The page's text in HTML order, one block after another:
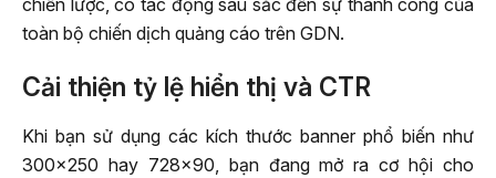
chiến lược, có tác động sâu sắc đến sự thành công của
toàn bộ chiến dịch quảng cáo trên GDN.
Cải thiện tỷ lệ hiển thị và CTR
Khi bạn sử dụng các kích thước banner phổ biến như
300×250 hay 728×90, bạn đang mở ra cơ hội cho